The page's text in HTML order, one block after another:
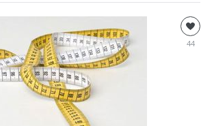
44